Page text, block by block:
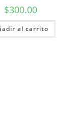
$300.00
al carrito